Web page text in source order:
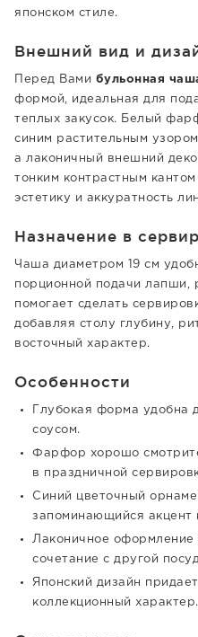
японском стиле.
Внешний вид и
Перед Вами бульонная
формой, идеальная для
теплых закусок. Белый
синим растительным
а лаконичный внешний
тонким контрастным
эстетику и аккуратность
Назначение в
Чаша диаметром 19 см
порционной подачи лапши,
помогает сделать
добавляя столу глубину,
восточный характер.
Особенности
Глубокая форма удобна
соусом.
Фарфор хорошо
в праздничной
Синий цветочный
запоминающийся акцент
Лаконичное оформление
сочетание с другой
Японский дизайн
коллекционный характер.